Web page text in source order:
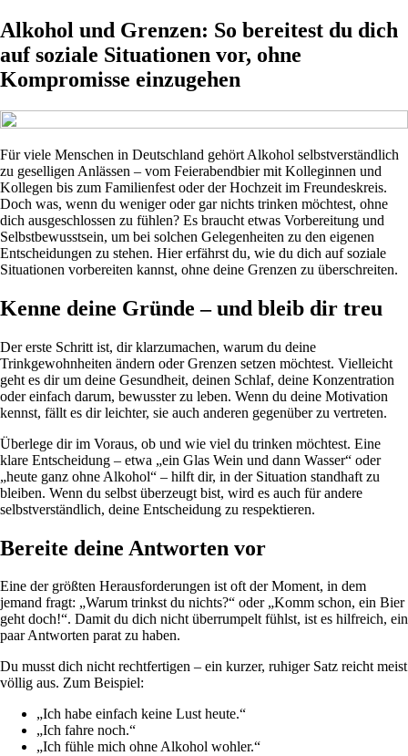
Alkohol und Grenzen: So bereitest du dich
auf soziale Situationen vor, ohne
Kompromisse einzugehen
Für viele Menschen in Deutschland gehört Alkohol selbstverständlich
zu geselligen Anlässen – vom Feierabendbier mit Kolleginnen und
Kollegen bis zum Familienfest oder der Hochzeit im Freundeskreis.
Doch was, wenn du weniger oder gar nichts trinken möchtest, ohne
dich ausgeschlossen zu fühlen? Es braucht etwas Vorbereitung und
Selbstbewusstsein, um bei solchen Gelegenheiten zu den eigenen
Entscheidungen zu stehen. Hier erfährst du, wie du dich auf soziale
Situationen vorbereiten kannst, ohne deine Grenzen zu überschreiten.
Kenne deine Gründe – und bleib dir treu
Der erste Schritt ist, dir klarzumachen, warum du deine
Trinkgewohnheiten ändern oder Grenzen setzen möchtest. Vielleicht
geht es dir um deine Gesundheit, deinen Schlaf, deine Konzentration
oder einfach darum, bewusster zu leben. Wenn du deine Motivation
kennst, fällt es dir leichter, sie auch anderen gegenüber zu vertreten.
Überlege dir im Voraus, ob und wie viel du trinken möchtest. Eine
klare Entscheidung – etwa „ein Glas Wein und dann Wasser“ oder
„heute ganz ohne Alkohol“ – hilft dir, in der Situation standhaft zu
bleiben. Wenn du selbst überzeugt bist, wird es auch für andere
selbstverständlich, deine Entscheidung zu respektieren.
Bereite deine Antworten vor
Eine der größten Herausforderungen ist oft der Moment, in dem
jemand fragt: „Warum trinkst du nichts?“ oder „Komm schon, ein Bier
geht doch!“. Damit du dich nicht überrumpelt fühlst, ist es hilfreich, ein
paar Antworten parat zu haben.
Du musst dich nicht rechtfertigen – ein kurzer, ruhiger Satz reicht meist
völlig aus. Zum Beispiel:
„Ich habe einfach keine Lust heute.“
„Ich fahre noch.“
„Ich fühle mich ohne Alkohol wohler.“